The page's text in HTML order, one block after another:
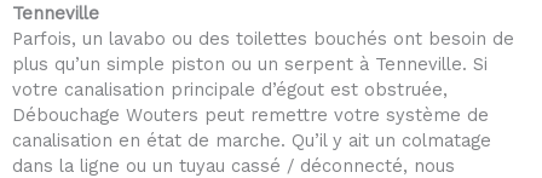
Tenneville
Parfois, un lavabo ou des toilettes bouchés ont besoin de
plus qu’un simple piston ou un serpent à Tenneville. Si
votre canalisation principale d’égout est obstruée,
Débouchage Wouters peut remettre votre système de
canalisation en état de marche. Qu’il y ait un colmatage
dans la ligne ou un tuyau cassé / déconnecté, nous